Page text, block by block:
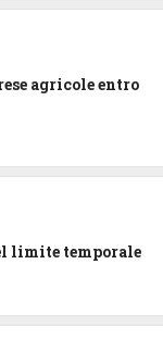
agricole entro
limite temporale